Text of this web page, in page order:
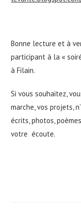
Bonne lecture et à
participant à la «
à Filain.
Si vous souhaitez,
marche, vos projets,
écrits, photos,
votre écoute.